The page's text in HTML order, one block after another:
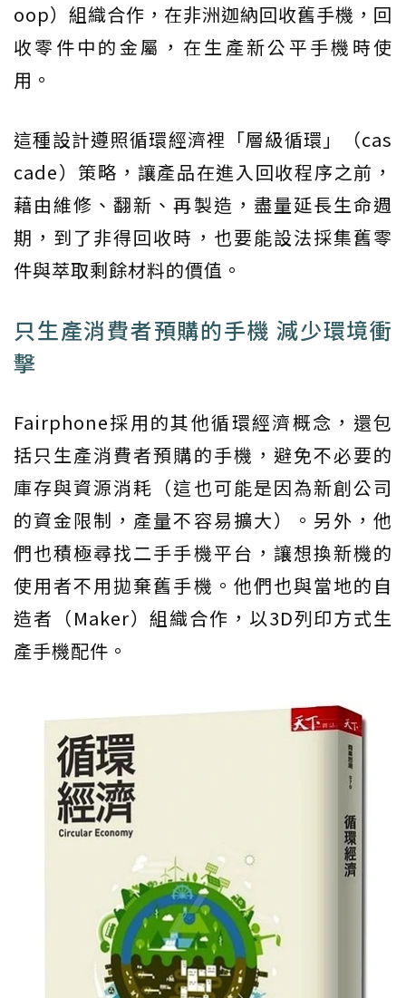
oop）組織合作，在非洲迦納回收舊手機，回
收零件中的金屬，在生產新公平手機時使
用。
這種設計遵照循環經濟裡「層級循環」（cas
cade）策略，讓產品在進入回收程序之前，
藉由維修、翻新、再製造，盡量延長生命週
期，到了非得回收時，也要能設法採集舊零
件與萃取剩餘材料的價值。
只生產消費者預購的手機 減少環境衝
擊
Fairphone採用的其他循環經濟概念，還包
括只生產消費者預購的手機，避免不必要的
庫存與資源消耗（這也可能是因為新創公司
的資金限制，產量不容易擴大）。另外，他
們也積極尋找二手手機平台，讓想換新機的
使用者不用拋棄舊手機。他們也與當地的自
造者（Maker）組織合作，以3D列印方式生
產手機配件。